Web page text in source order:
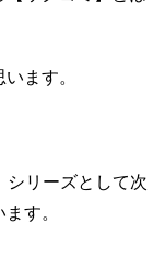
ます。
リーズとして次
す。